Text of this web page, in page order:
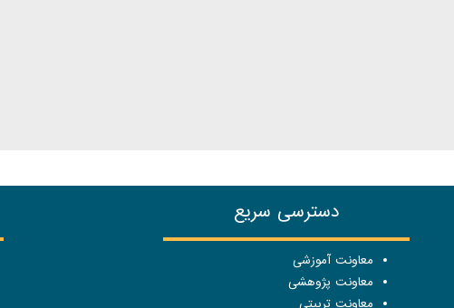
دسترسی سریع
معاونت آموزشی
معاونت پژوهشی
معاونت تربیتی